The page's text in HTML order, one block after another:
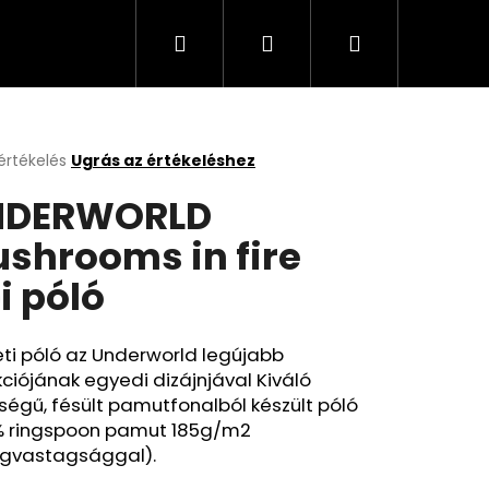
KeresésBejelentkezés
Kosár
Ugrás az értékeléshez
in fire
póló
póló az Underworld legújabb
egyedi dizájnjával Kiváló
fésült pamutfonalból készült póló
ringspoon pamut 185g/m2